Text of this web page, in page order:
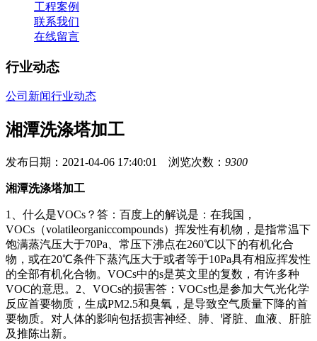
工程案例
联系我们
在线留言
行业动态
公司新闻行业动态
湘潭洗涤塔加工
发布日期：2021-04-06 17:40:01 浏览次数： 9300
湘潭洗涤塔加工
1、什么是VOCs？答：百度上的解说是：在我国，
VOCs（volatileorganiccompounds）挥发性有机物，是指常温下
饱满蒸汽压大于70Pa、常压下沸点在260℃以下的有机化合
物，或在20℃条件下蒸汽压大于或者等于10Pa具有相应挥发性
的全部有机化合物。VOCs中的s是英文里的复数，有许多种
VOC的意思。2、VOCs的损害答：VOCs也是参加大气光化学
反应首要物质，生成PM2.5和臭氧，是导致空气质量下降的首
要物质。对人体的影响包括损害神经、肺、肾脏、血液、肝脏
及推陈出新。